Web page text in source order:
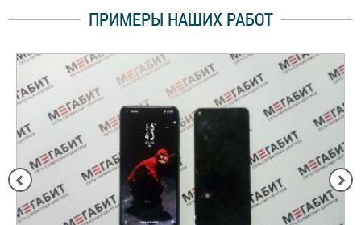
ПРИМЕРЫ НАШИХ РАБОТ